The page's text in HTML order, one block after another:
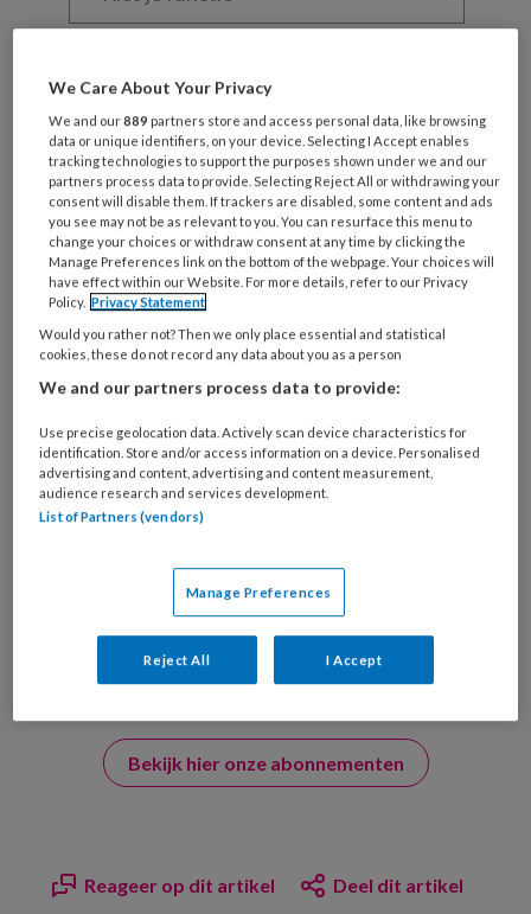
welke
organisatie
werk
je?
Untitled
Ontvang 2x per week de
KinderopvangTotaal nieuwsbrief
Ontvang iedere zondag het
Management Kinderopvang
Weekoverzicht
Ja, ik geef toestemming voor e-mails
van KinderopvangTotaal en
Springer Media B.V.
?
Uw bovenstaande gegevens kunnen worden toegevoegd aan
Bekijk hier onze abonnementen
Reageer op dit artikel Deel dit artikel
We Care About Your Privacy
We and our889 partners store and access personal data, like browsing
data or unique identifiers, on your device. Selecting I Accept enables
tracking technologies to support the purposes shown under we and our
partners process data to provide. Selecting Reject All or withdrawing your
consent will disable them. If trackers are disabled, some content and ads
you see may not be as relevant to you. You can resurface this menu to
change your choices or withdraw consent at any time by clicking the
Manage Preferences link on the bottom of the webpage. Your choices will
have effect within our Website. For more details, refer to our Privacy
Policy. Privacy Statement
Would you rather not? Then we only place essential and statistical
cookies, these do not record any data about you as a person
We and our partners process data to provide:
Use precise geolocation data. Actively scan device characteristics for
identification. Store and/or access information on a device. Personalised
advertising and content, advertising and content measurement,
audience research and services development.
List of Partners (vendors)
Manage Preferences
Reject All I Accept